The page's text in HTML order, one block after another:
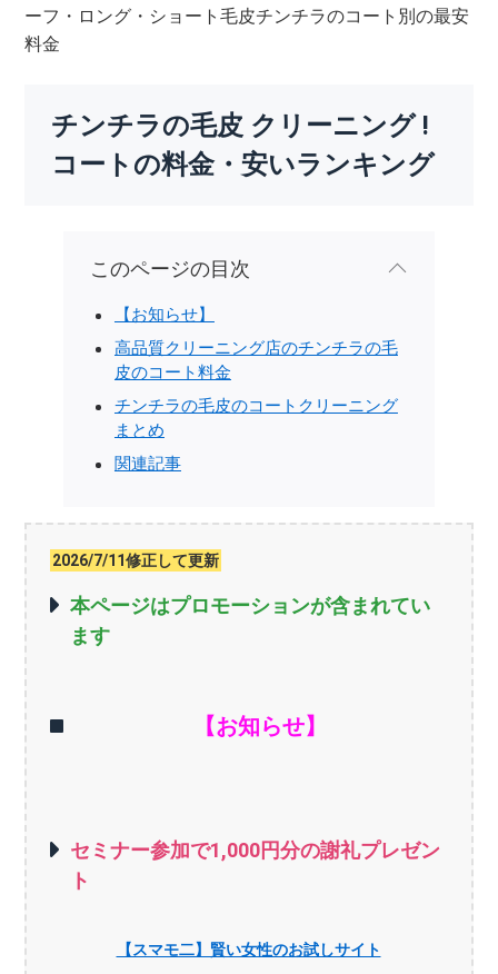
ーフ・ロング・ショート毛皮チンチラのコート別の最安
料金
チンチラの毛皮 クリーニング !
コートの料金・安いランキング
このページの目次
【お知らせ】
高品質クリーニング店のチンチラの毛
皮のコート料金
チンチラの毛皮のコートクリーニング
まとめ
関連記事
2026/7/11修正して更新
本ページはプロモーションが含まれてい
ます
【お知らせ】
セミナー参加で1,000円分の謝礼プレゼン
ト
【スマモ二】賢い女性のお試しサイト